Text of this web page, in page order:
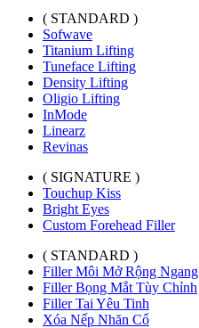
( STANDARD )
Sofwave
Titanium Lifting
Tuneface Lifting
Density Lifting
Oligio Lifting
InMode
Linearz
Revinas
( SIGNATURE )
Touchup Kiss
Bright Eyes
Custom Forehead Filler
( STANDARD )
Filler Môi Mở Rộng Ngang
Filler Bọng Mắt Tùy Chỉnh
Filler Tai Yêu Tinh
Xóa Nếp Nhăn Cổ